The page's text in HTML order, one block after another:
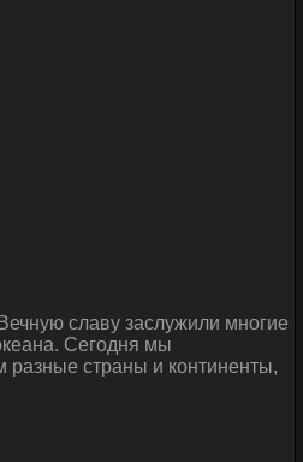
славу заслужили многие
Сегодня мы
разные страны и континенты,